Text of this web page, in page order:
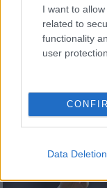
I want to
related to
functionality
user protection.
Data Deletion
Οριστικά
Πολωνίας ο
Ο Φερνάντο